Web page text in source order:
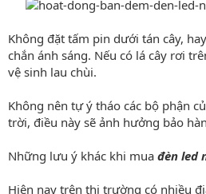
Không đặt tấm pin dưới tán cây,
chắn ánh sáng. Nếu có lá cây rơi
vệ sinh lau chùi.
Không nên tự ý tháo các bộ phận
trời, điều này sẽ ảnh hưởng bảo
Những lưu ý khác khi mua đèn led
Hiện nay trên thị trường có nhiều